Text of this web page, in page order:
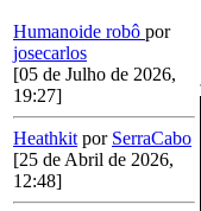
Humanoide robô por
josecarlos
[05 de Julho de 2026,
19:27]
Heathkit por SerraCabo
[25 de Abril de 2026,
12:48]